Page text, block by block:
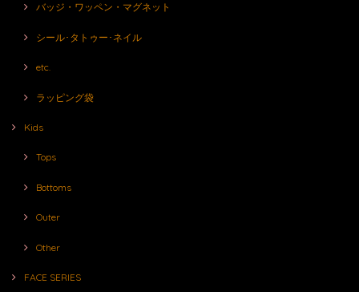
バッジ・ワッペン・マグネット
シール･タトゥー･ネイル
etc.
ラッピング袋
Kids
Tops
Bottoms
Outer
Other
FACE SERIES